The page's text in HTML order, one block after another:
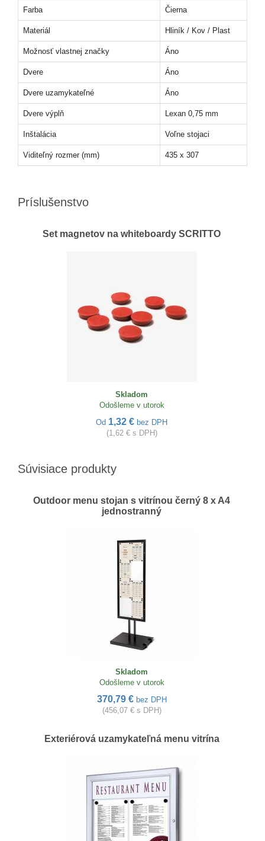
Farba Čierna
Materiál Hliník / Kov / Plast
Možnosť vlastnej značky Áno
Dvere Áno
Dvere uzamykateľné Áno
Dvere výplň Lexan 0,75 mm
Inštalácia Voľne stojaci
Viditeľný rozmer (mm) 435 x 307
Príslušenstvo
Set magnetov na whiteboardy SCRITTO
Skladom
Odošleme v utorok
Od 1,32 € bez DPH
(1,62 € s DPH)
Súvisiace produkty
Outdoor menu stojan s vitrínou černý 8 x A4
jednostranný
Skladom
Odošleme v utorok
370,79 € bez DPH
(456,07 € s DPH)
Exteriérová uzamykateľná menu vitrína